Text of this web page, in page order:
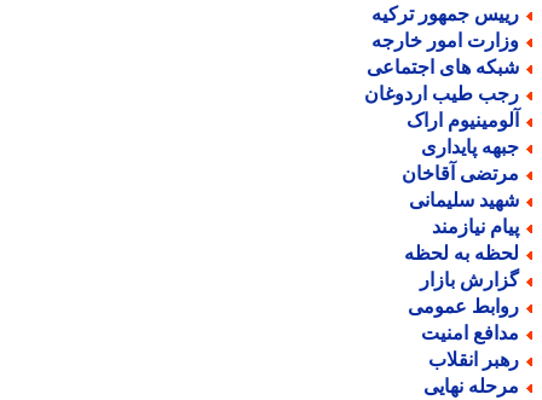
جمهور ترکیه
امور خارجه
های اجتماعی
طیب اردوغان
اراک
پایداری
آقاخان
سلیمانی
نیازمند
به لحظه
بازار
عمومی
امنیت
انقلاب
نهایی